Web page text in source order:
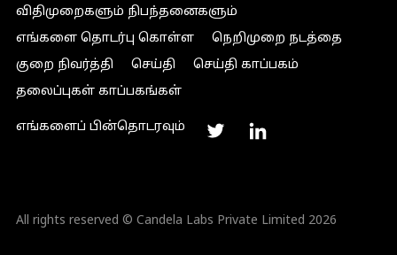
விதிமுறைகளும் நிபந்தனைகளும்
எங்களை தொடர்பு கொள்ள
நெறிமுறை நடத்தை
குறை நிவர்த்தி
செய்தி
செய்தி காப்பகம்
தலைப்புகள் காப்பகங்கள்
எங்களைப் பின்தொடரவும்
All rights reserved © Candela Labs Private Limited 2026